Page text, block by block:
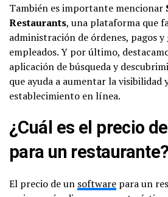
También es importante mencionar
Restaurants, una plataforma que
administración de órdenes, pagos y
empleados. Y por último,
aplicación de búsqueda y
que ayuda a aumentar la visibilidad
establecimiento en línea.
¿Cuál es el precio
para un restaurante?
El precio de un software para un